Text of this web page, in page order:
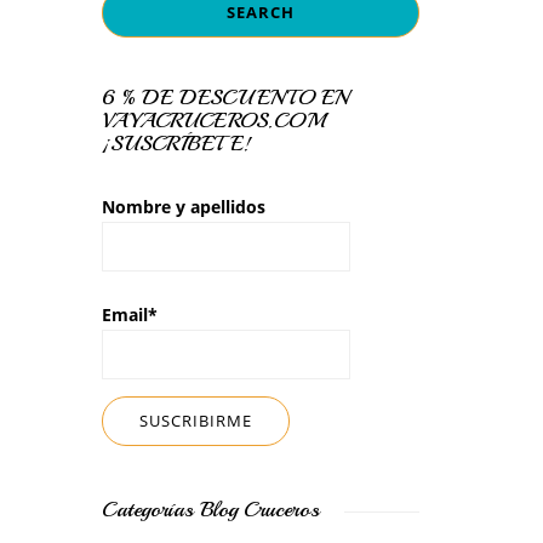
6 % DE DESCUENTO EN
VAYACRUCEROS.COM
¡SUSCRÍBETE!
Nombre y apellidos
Email*
Categorías Blog Cruceros